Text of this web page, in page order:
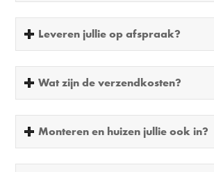
Leveren jullie op afspraak?
Wat zijn de verzendkosten?
Monteren en huizen jullie ook in?